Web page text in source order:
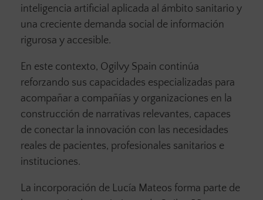
inteligencia artificial aplicada al ámbito sanitario y
una creciente demanda social de información
rigurosa y accesible.
En este contexto, Ogilvy Spain continúa
reforzando sus capacidades especializadas para
acompañar a compañías y organizaciones en la
construcción de narrativas relevantes, capaces
de conectar la innovación con las necesidades
reales de pacientes, profesionales sanitarios e
instituciones.
La incorporación de Lucía Mateos forma parte de